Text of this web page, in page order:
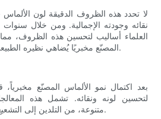
لا تحدد هذه الظروف الدقيقة لون
نقائه وجودته الإجمالية. ومن خلال
العلماء أساليب لتحسين هذه الظروف،
المصنّع مخبريًا يُضاهي نظيره الطبيعي من حيث الجمال والمتانة.
بعد اكتمال نمو الألماس المصنّع
لتحسين لونه ونقائه. تشمل هذه
متنوعة، من التلدين إلى التشعيع، لتحقيق المظهر المطلوب.